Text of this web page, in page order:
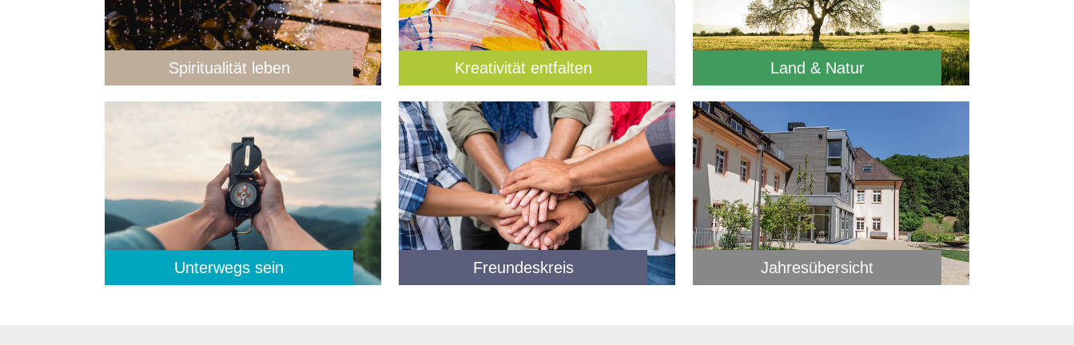
Spiritualität leben Kreativität entfalten Land & Natur
Unterwegs sein Freundeskreis Jahresübersicht